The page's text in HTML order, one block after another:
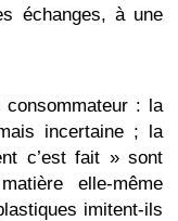
échanges, à une
: la
incertaine ; la
c’est fait » sont
elle-même
imitent-ils